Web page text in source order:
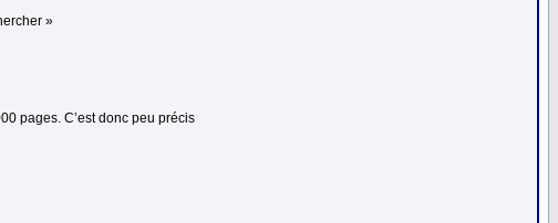
»
pages. C’est donc peu précis